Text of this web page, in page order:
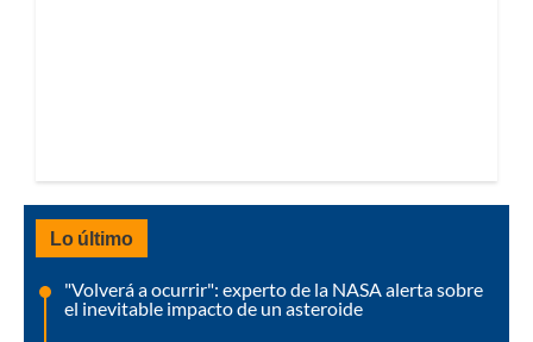
Lo último
"Volverá a ocurrir": experto de la NASA alerta sobre
el inevitable impacto de un asteroide